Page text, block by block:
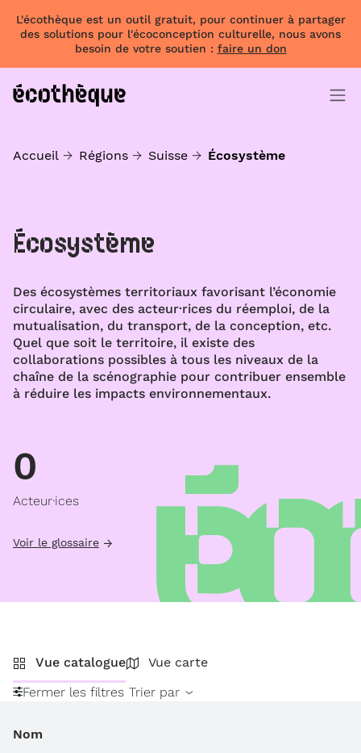
L'écothèque est un outil gratuit, pour continuer à partager
des solutions pour l'écoconception culturelle, nous avons
besoin de votre soutien : faire un don
Accueil Régions Suisse Écosystème
Écosystème
Des écosystèmes territoriaux favorisant l’économie
circulaire, avec des acteur·rices du réemploi, de la
mutualisation, du transport, de la conception, etc.
Quel que soit le territoire, il existe des
collaborations possibles à tous les niveaux de la
chaîne de la scénographie pour contribuer ensemble
à réduire les impacts environnementaux.
0
Acteur·ices
Voir le glossaire
Vue catalogue
Vue carte
Fermer les filtres Trier par
Nom